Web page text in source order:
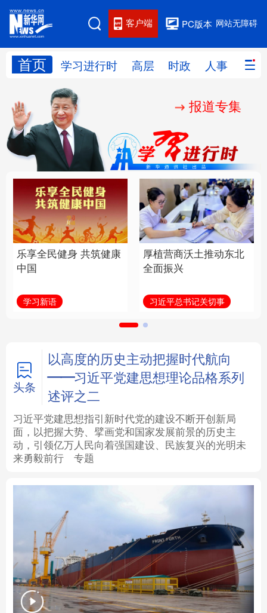
网站无障碍
PC版本
客户端
首页 学习进行时 高层 时政 人事 国际
网站地图
学习进行时 人事
国际 财经 网评
思客智库 全球连线 教育
科技 科创 量子 体育
文化 书画 健康 军事
访谈 视频 图片 政务
学术中国 乡村振兴 银龄 溯源中国
城市 旅游 能源 会展
彩票 娱乐 时尚 悦读
公益 一带一路 亚太网 上市公司
地方频道
北京 天津 河北 山西
辽宁 吉林 上海 江苏
报道专集
乐享全民健身 共筑健康
中国
学习新语
厚植营商沃土推动东北
全面振兴
习近平总书记关切事
头条
以高度的历史主动把握时代航向
——习近平党建思想理论品格系列
述评之二
习近平党建思想指引新时代党的建设不断开创新局
面，以把握大势、擘画党和国家发展前景的历史主
动，引领亿万人民向着强国建设、民族复兴的光明未
来勇毅前行
专题